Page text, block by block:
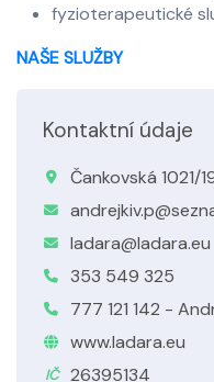
fyzioterapeutické
NAŠE SLUŽBY
Kontaktní údaje
Čankovská 1021/
ladara@ladara.eu
353 549 325
777 121 142 -
www.ladara.eu
IČ
26395134